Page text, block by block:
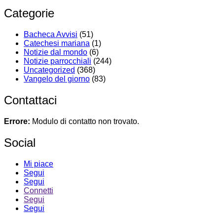
Categorie
Bacheca Avvisi (51)
Catechesi mariana (1)
Notizie dal mondo (6)
Notizie parrocchiali (244)
Uncategorized (368)
Vangelo del giorno (83)
Contattaci
Errore: Modulo di contatto non trovato.
Social
Mi piace
Segui
Segui
Connetti
Segui
Segui